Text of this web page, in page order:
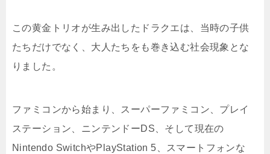
この黄金トリオが生み出したドラクエは、当時の子供
たちだけでなく、大人たちをも巻き込む社会現象とな
りました。
ファミコンから始まり、スーパーファミコン、プレイ
ステーション、ニンテンドーDS、そして現在の
Nintendo SwitchやPlayStation 5、スマートフォンな